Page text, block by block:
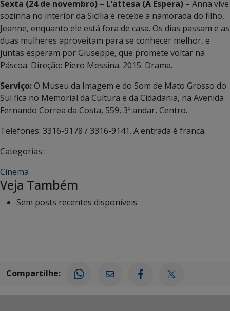
Sexta (24 de novembro) – L’attesa (A Espera) – Anna vive
sozinha no interior da Sicília e recebe a namorada do filho,
Jeanne, enquanto ele está fora de casa. Os dias passam e as
duas mulheres aproveitam para se conhecer melhor, e
juntas esperam por Giuseppe, que promete voltar na
Páscoa. Direção: Piero Messina. 2015. Drama.
Serviço:O Museu da Imagem e do Som de Mato Grosso do
Sul fica no Memorial da Cultura e da Cidadania, na Avenida
Fernando Correa da Costa, 559, 3º andar, Centro.
Telefones: 3316-9178 / 3316-9141. A entrada é franca.
Categorias :
Cinema
Veja Também
Sem posts recentes disponíveis.
Compartilhe: